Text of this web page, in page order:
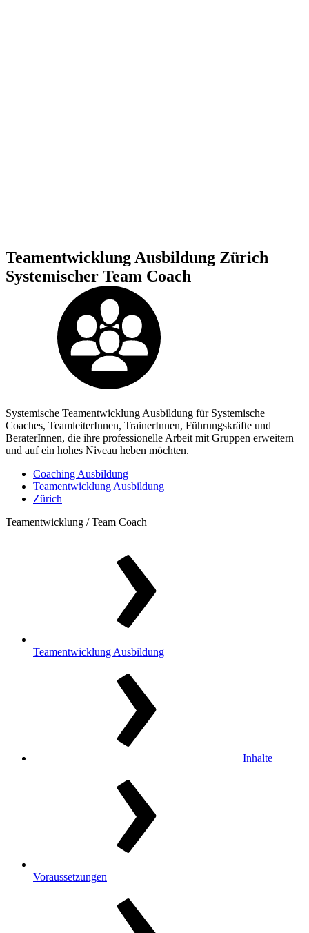
Teamentwicklung Ausbildung Zürich
Systemischer Team Coach
Systemische Teamentwicklung Ausbildung für Systemische
Coaches, TeamleiterInnen, TrainerInnen, Führungskräfte und
BeraterInnen, die ihre professionelle Arbeit mit Gruppen erweitern
und auf ein hohes Niveau heben möchten.
Coaching Ausbildung
Teamentwicklung Ausbildung
Zürich
Teamentwicklung / Team Coach
Teamentwicklung Ausbildung
Inhalte
Voraussetzungen